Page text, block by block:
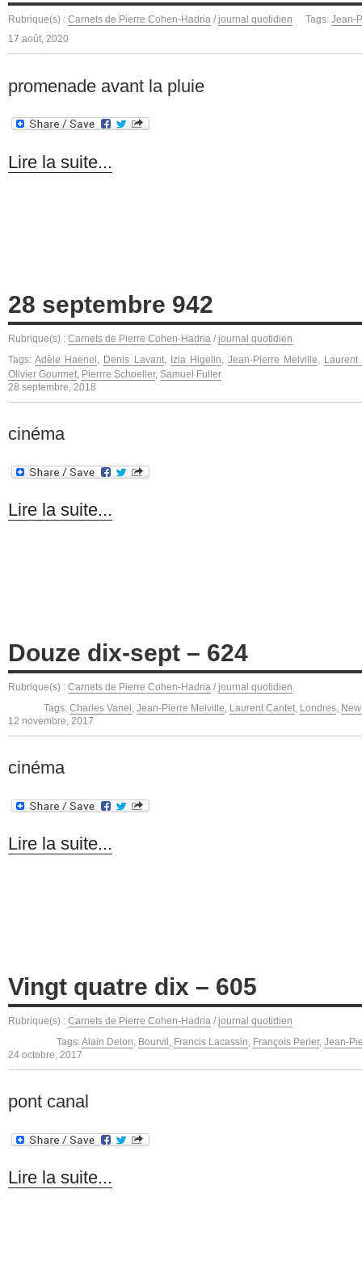
Rubrique(s) : Carnets de Pierre Cohen-Hadria / journal quotidien Tags: Jean-
17 août, 2020
promenade avant la pluie
Lire la suite...
28 septembre 942
Rubrique(s) : Carnets de Pierre Cohen-Hadria / journal quotidien
Tags:Adèle Haenel , Denis Lavant, Izia Higelin,Jean-Pierre Melville, Laurent
Olivier Gourmet, Pierrre Schoeller, Samuel Fuller
28 septembre, 2018
cinéma
Lire la suite...
Douze dix-sept – 624
Rubrique(s) : Carnets de Pierre Cohen-Hadria / journal quotidien
Tags: Charles Vanel Jean-Pierre Melville Laurent Cantet Londres
12 novembre, 2017
cinéma
Lire la suite...
Vingt quatre dix – 605
Rubrique(s) : Carnets de Pierre Cohen-Hadria / journal quotidien
Tags:Alain Delon Bourvil Francis Lacassin François Perier, Jean-
24 octobre, 2017
pont canal
Lire la suite...